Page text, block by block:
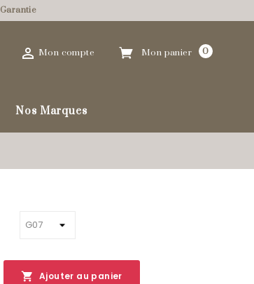
Garantie
Mon panier 0
 Mon compte
Nos Marques
 Ajouter au panier